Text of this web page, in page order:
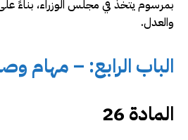
بمرسوم يتخذ في مجلس الوزراء، بناءً على
والعدل.
الباب الرابع: – مهام
المادة 26